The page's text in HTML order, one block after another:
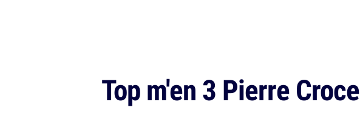
Top m'en 3 Pierre Croce